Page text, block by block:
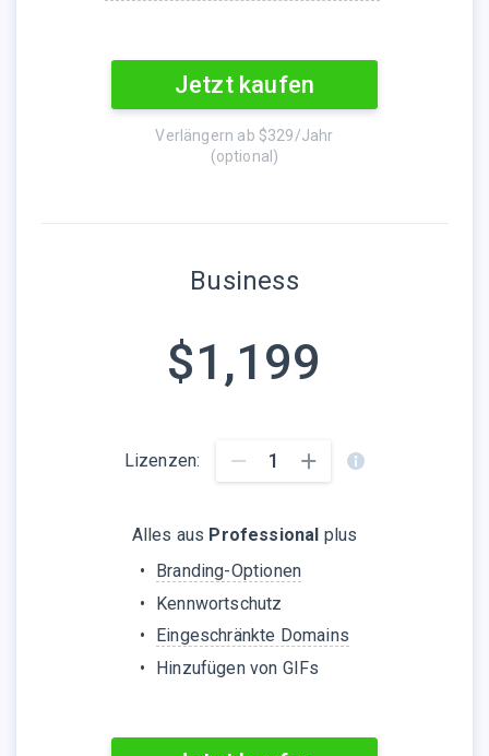
Jetzt kaufen
Verlängern ab $329/Jahr
(optional)
Business
$1,199
Lizenzen: 1
Alles aus Professional plus
Branding-Optionen
Kennwortschutz
Eingeschränkte Domains
Hinzufügen von GIFs